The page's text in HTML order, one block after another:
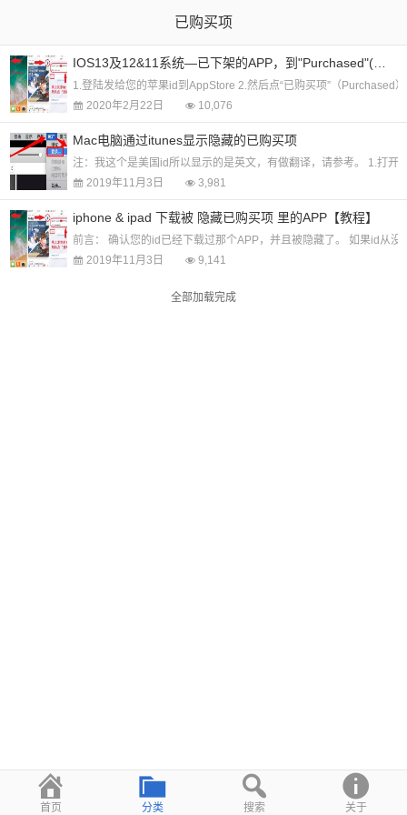
已购买项
1.登陆发给您的苹果id到AppStore 2.然后点“已购买项”（
2020年2月22日
10,076
Mac电脑通过itunes显示隐藏的已购买项
注：我这个是美国id所以显示的是英文，有做翻译，请参考。 1.打
2019年11月3日
3,981
iphone & ipad 下载被 隐藏已购买项 里的APP【教程】
前言： 确认您的id已经下载过那个APP，并且被隐藏了。 如果id从
2019年11月3日
9,141
全部加载完成
首页 分类 搜索 关于